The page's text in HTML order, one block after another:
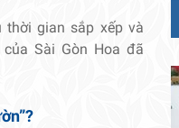
thời gian sắp xếp và
Sài Gòn Hoa đã